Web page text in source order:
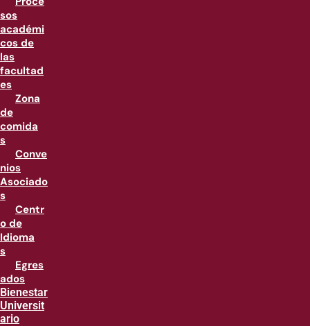
sos
académi
cos de
las
facultad
es
Zona
de
comida
s
Conve
nios
Asociado
s
Centr
o de
Idioma
s
Egres
ados
Bienestar
Universit
ario